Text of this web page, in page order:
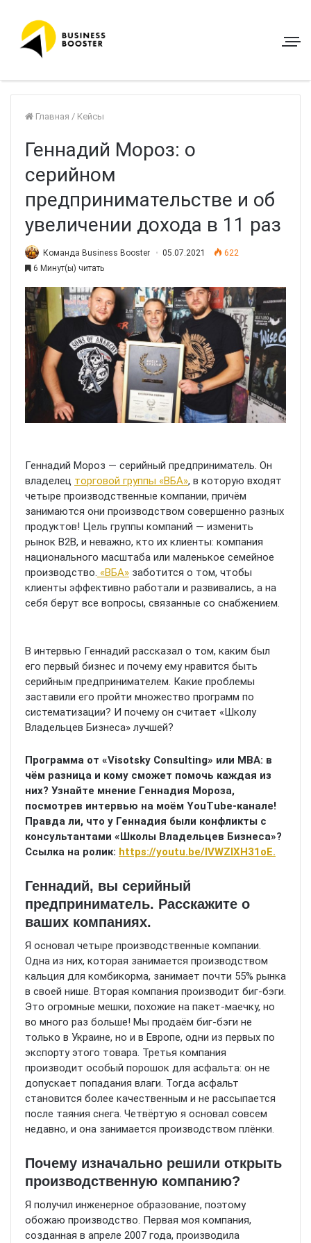
Главная / Кейсы
Геннадий Мороз: о
серийном
предпринимательстве и об
увеличении дохода в 11 раз
Команда Business Booster 05.07.2021
622
6 Минут(ы) читать
Геннадий Мороз — серийный предприниматель. Он
владелец торговой группы «ВБА», в которую входят
четыре производственные компании, причём
занимаются они производством совершенно разных
продуктов! Цель группы компаний — изменить
рынок В2В, и неважно, кто их клиенты: компания
национального масштаба или маленькое семейное
производство. «ВБА» заботится о том, чтобы
клиенты эффективно работали и развивались, а на
себя берут все вопросы, связанные со снабжением.
В интервью Геннадий рассказал о том, каким был
его первый бизнес и почему ему нравится быть
серийным предпринимателем. Какие проблемы
заставили его пройти множество программ по
систематизации? И почему он считает «Школу
Владельцев Бизнеса» лучшей?
Программа от «Visotsky Consulting» или MBA: в
чём разница и кому сможет помочь каждая из
них? Узнайте мнение Геннадия Мороза,
посмотрев интервью на моём YouTube-канале!
Правда ли, что у Геннадия были конфликты с
консультантами «Школы Владельцев Бизнеса»?
Ссылка на ролик: https://youtu.be/IVWZIXH31oE.
Геннадий, вы серийный
предприниматель. Расскажите о
ваших компаниях.
Я основал четыре производственные компании.
Одна из них, которая занимается производством
кальция для комбикорма, занимает почти 55% рынка
в своей нише. Вторая компания производит биг-бэги.
Это огромные мешки, похожие на пакет-маечку, но
во много раз больше! Мы продаём биг-бэги не
только в Украине, но и в Европе, одни из первых по
экспорту этого товара. Третья компания
производит особый порошок для асфальта: он не
допускает попадания влаги. Тогда асфальт
становится более качественным и не рассыпается
после таяния снега. Четвёртую я основал совсем
недавно, и она занимается производством плёнки.
Почему изначально решили открыть
производственную компанию?
Я получил инженерное образование, поэтому
обожаю производство. Первая моя компания,
созданная в апреле 2007 года, производила